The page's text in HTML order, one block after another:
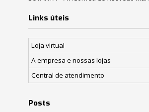
Links úteis
Loja virtual
A empresa e nossas lojas
Central de atendimento
Posts